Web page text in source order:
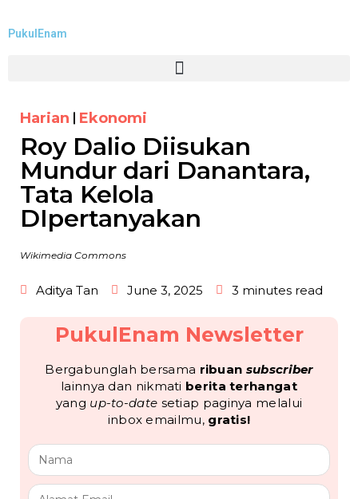
PukulEnam
Harian Ekonomi
Roy Dalio Diisukan
Mundur dari Danantara,
Tata Kelola
DIpertanyakan
Wikimedia Commons
Aditya Tan June 3, 2025 3 minutes read
PukulEnam Newsletter
Bergabunglah bersama ribuan subscriber
lainnya dan nikmati berita terhangat
yang up-to-date setiap paginya melalui
inbox emailmu, gratis!